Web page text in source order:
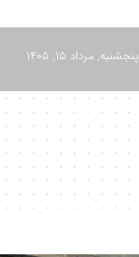
پنجشنبه, مرداد ۱۵, ۱۴۰۵